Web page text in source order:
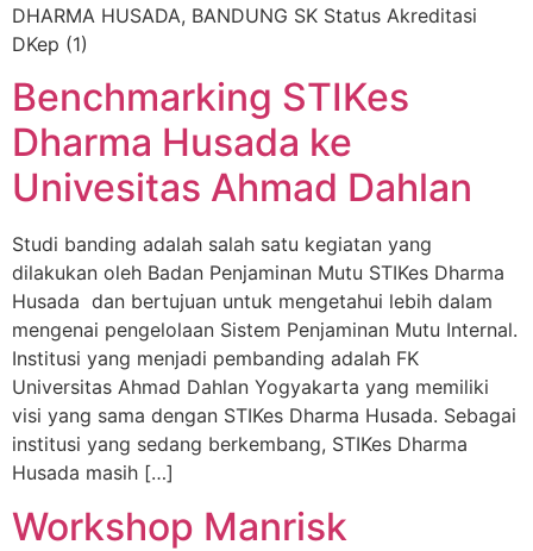
DHARMA HUSADA, BANDUNG SK Status Akreditasi
DKep (1)
Benchmarking STIKes
Dharma Husada ke
Univesitas Ahmad Dahlan
Studi banding adalah salah satu kegiatan yang
dilakukan oleh Badan Penjaminan Mutu STIKes Dharma
Husada dan bertujuan untuk mengetahui lebih dalam
mengenai pengelolaan Sistem Penjaminan Mutu Internal.
Institusi yang menjadi pembanding adalah FK
Universitas Ahmad Dahlan Yogyakarta yang memiliki
visi yang sama dengan STIKes Dharma Husada. Sebagai
institusi yang sedang berkembang, STIKes Dharma
Husada masih […]
Workshop Manrisk